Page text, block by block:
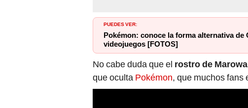
PUEDES VER:
Pokémon: conoce la forma alternativa
videojuegos [FOTOS]
No cabe duda que el rostro de
que oculta Pokémon, que muchos fans